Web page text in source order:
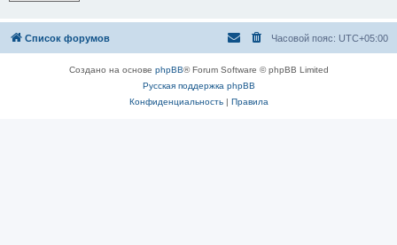
Список форумов Часовой пояс: UTC+05:00
Создано на основе phpBB® Forum Software © phpBB Limited
Русская поддержка phpBB
Конфиденциальность| Правила